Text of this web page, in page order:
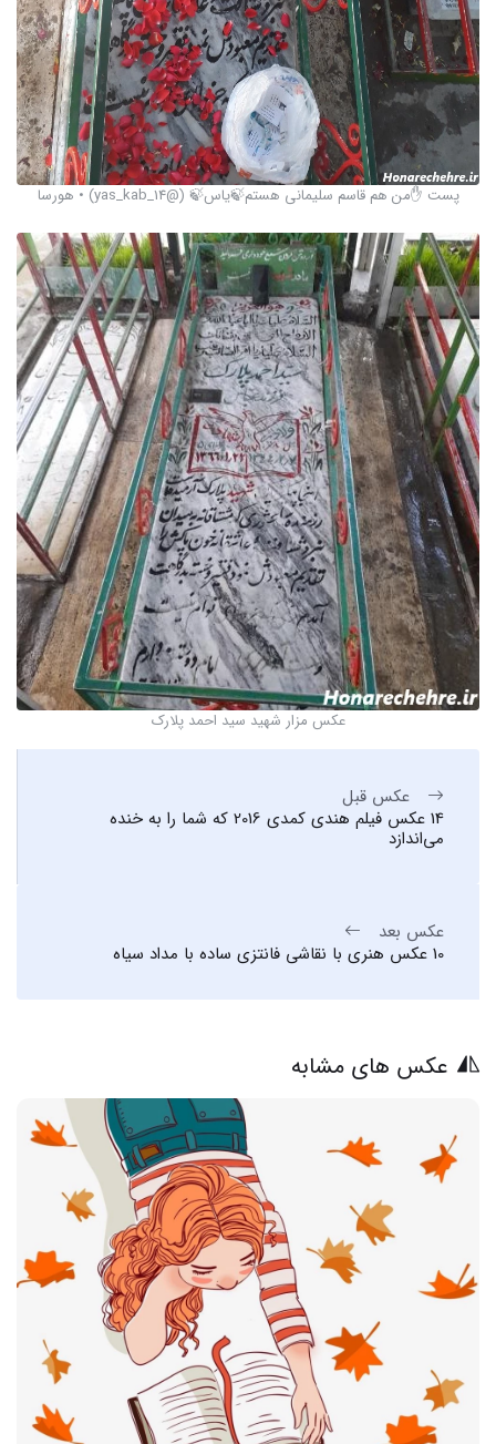
پست ✋من هم قاسم سلیمانی هستم🍃یاس🍃 (@yas_kab_14) • هورسا
عکس مزار شهید سید احمد پلارک
عکس قبل
14 عکس فیلم هندی کمدی 2016 که شما را به خنده
می‌اندازد
عکس بعد
10 عکس هنری با نقاشی فانتزی ساده با مداد سیاه
عکس های مشابه